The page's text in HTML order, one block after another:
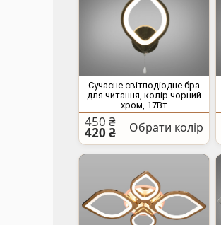
Сучасне світлодіодне бра
для читання, колір чорний
хром, 17Вт
450 ₴
420 ₴ Обрати колір